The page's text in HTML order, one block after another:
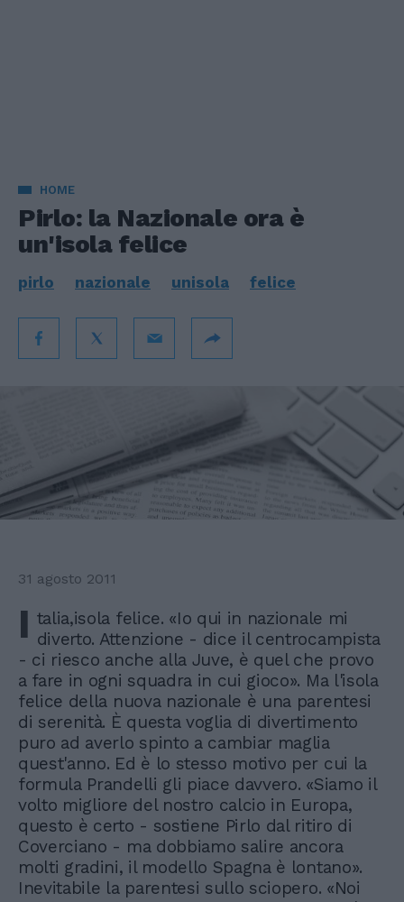
HOME
Pirlo: la Nazionale ora è
un'isola felice
pirlo nazionale unisola felice
31 agosto 2011
I talia,isola felice. «Io qui in nazionale mi
diverto. Attenzione - dice il centrocampista
- ci riesco anche alla Juve, è quel che provo
a fare in ogni squadra in cui gioco». Ma l'isola
felice della nuova nazionale è una parentesi
di serenità. È questa voglia di divertimento
puro ad averlo spinto a cambiar maglia
quest'anno. Ed è lo stesso motivo per cui la
formula Prandelli gli piace davvero. «Siamo il
volto migliore del nostro calcio in Europa,
questo è certo - sostiene Pirlo dal ritiro di
Coverciano - ma dobbiamo salire ancora
molti gradini, il modello Spagna è lontano».
Inevitabile la parentesi sullo sciopero. «Noi